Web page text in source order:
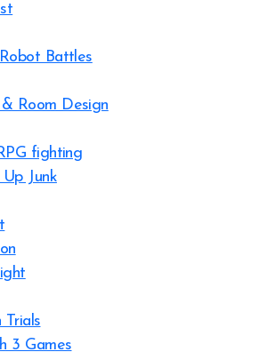
Battles
Room Design
fighting
Junk
Trials
3 Games